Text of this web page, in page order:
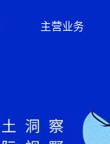
主营业务